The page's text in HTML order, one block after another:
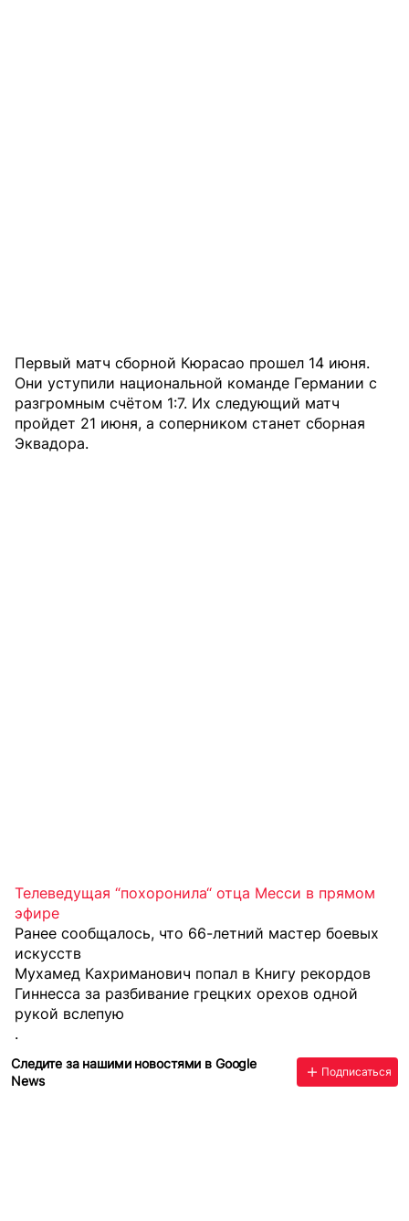
Первый матч сборной Кюрасао прошел 14 июня.
Они уступили национальной команде Германии с
разгромным счётом 1:7. Их следующий матч
пройдет 21 июня, а соперником станет сборная
Эквадора.
Телеведущая “похоронила“ отца Месси в прямом
эфире
Ранее сообщалось, что 66-летний мастер боевых
искусств
Мухамед Кахриманович попал в Книгу рекордов
Гиннесса за разбивание грецких орехов одной
рукой вслепую
.
Следите за нашими новостями в Google
News
Подписаться